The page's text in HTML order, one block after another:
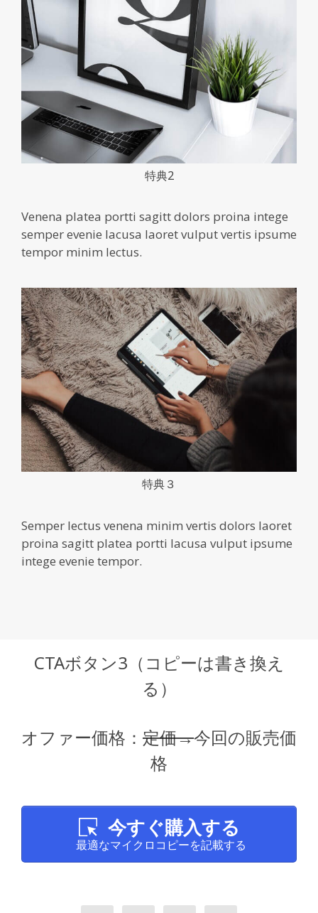
特典2
Venena platea portti sagitt dolors proina intege
semper evenie lacusa laoret vulput vertis ipsume
tempor minim lectus.
特典３
Semper lectus venena minim vertis dolors laoret
proina sagitt platea portti lacusa vulput ipsume
intege evenie tempor.
CTAボタン3（コピーは書き換え
る）
オファー価格： 定価→今回の販売価
格
今すぐ購入する
最適なマイクロコピーを記載する